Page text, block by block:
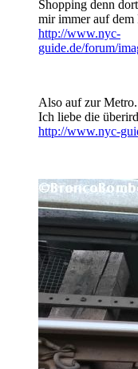
Shopping denn
mir immer auf
http://www.nyc-
guide.de/forum/
Also auf zur Metro.
Ich liebe die
http://www.nyc-